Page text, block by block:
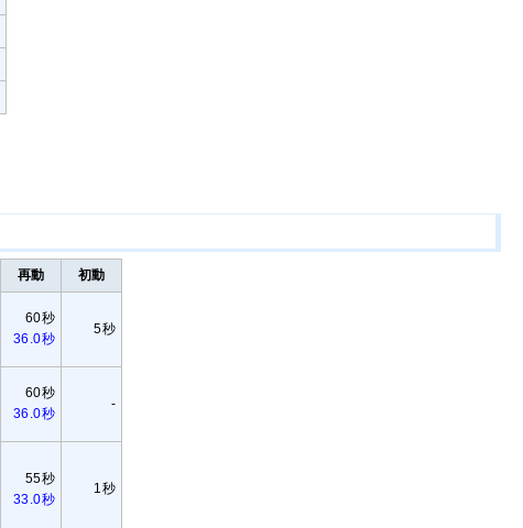
再動 初動
60秒
36.0秒
5秒
60秒
36.0秒
-
55秒
33.0秒
1秒